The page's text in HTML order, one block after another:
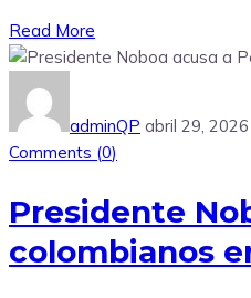
Read More
adminQP abril 29, 2026
Comments (0)
Presidente
colombianos